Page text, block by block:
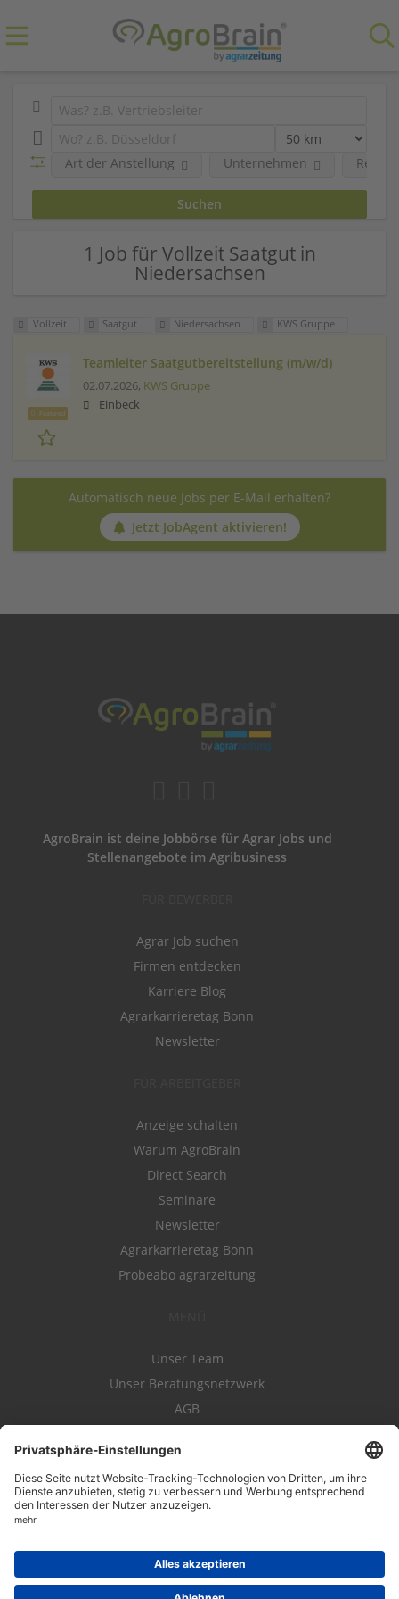
Art der Anstellung Unternehmen Region
1 Job für Vollzeit Saatgut in
Niedersachsen
Vollzeit Saatgut Niedersachsen KWS Gruppe
Featured
Teamleiter Saatgutbereitstellung (m/w/d)
02.07.2026, KWS Gruppe
Einbeck
Automatisch neue Jobs per E-Mail erhalten?
Jetzt JobAgent aktivieren!
AgroBrain ist deine Jobbörse für Agrar Jobs und
Stellenangebote im Agribusiness
Agrar Job suchen
Firmen entdecken
Karriere Blog
Agrarkarrieretag Bonn
Newsletter
Anzeige schalten
Warum AgroBrain
Direct Search
Seminare
Newsletter
Agrarkarrieretag Bonn
Probeabo agrarzeitung
Unser Team
Unser Beratungsnetzwerk
AGB
Datenschutz
Impressum
Kontakt